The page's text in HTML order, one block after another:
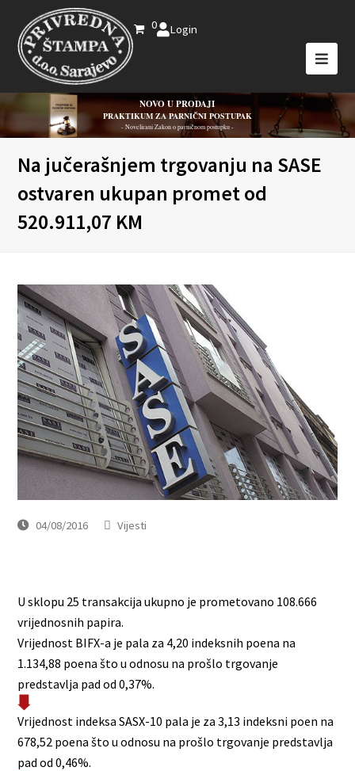
0 Login
NOVO U PRODAJI
PRAKTIKUM ZA PARNIČNI POSTUPAK
- Novelirani Zakon o parničnom postupku -
Na jučerašnjem trgovanju na SASE
ostvaren ukupan promet od
520.911,07 KM
04/08/2016 Vijesti
U sklopu 25 transakcija ukupno je prometovano 108.666
vrijednosnih papira.
Vrijednost BIFX-a je pala za 4,20 indeksnih poena na
1.134,88 poena što u odnosu na prošlo trgovanje
predstavlja pad od 0,37%.
Vrijednost indeksa SASX-10 pala je za 3,13 indeksni poen na
678,52 poena što u odnosu na prošlo trgovanje predstavlja
pad od 0,46%.